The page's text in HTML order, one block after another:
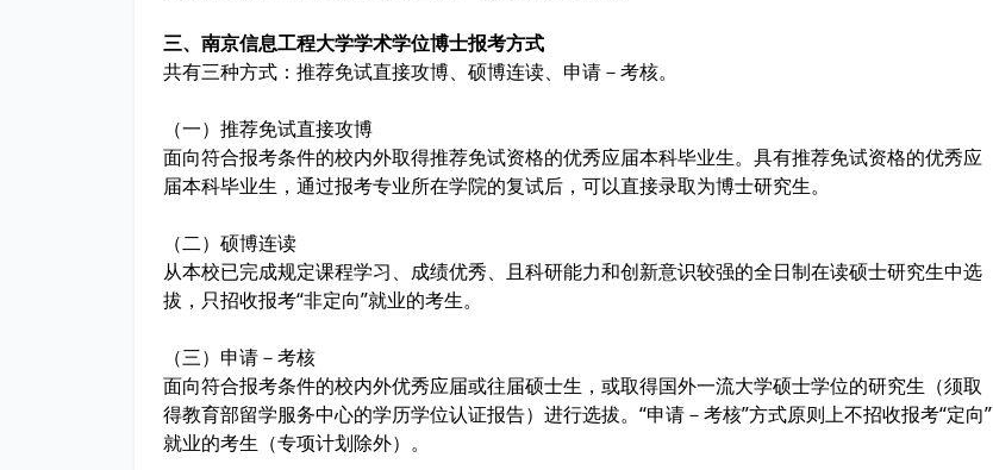
三、南京信息工程大学学术学位博士报考方式
共有三种方式：推荐免试直接攻博、硕博连读、申请－考核。
（一）推荐免试直接攻博
面向符合报考条件的校内外取得推荐免试资格的优秀应届本科毕业生。具有推荐免试资格的优秀应
届本科毕业生，通过报考专业所在学院的复试后，可以直接录取为博士研究生。
（二）硕博连读
从本校已完成规定课程学习、成绩优秀、且科研能力和创新意识较强的全日制在读硕士研究生中选
拔，只招收报考“非定向”就业的考生。
（三）申请－考核
面向符合报考条件的校内外优秀应届或往届硕士生，或取得国外一流大学硕士学位的研究生（须取
得教育部留学服务中心的学历学位认证报告）进行选拔。“申请－考核”方式原则上不招收报考“定向”
就业的考生（专项计划除外）。